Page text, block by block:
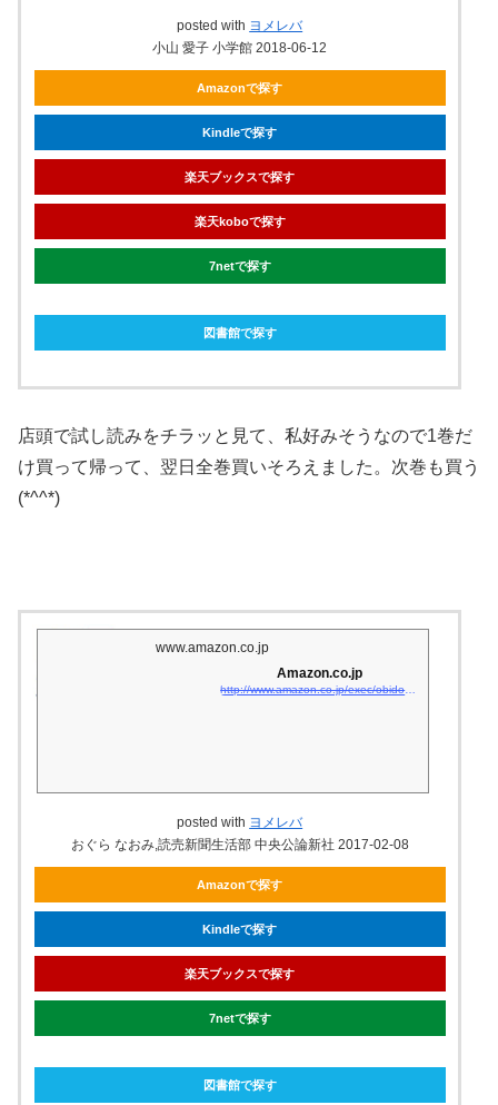
posted with ヨメレバ
小山 愛子 小学館 2018-06-12
Amazonで探す
Kindleで探す
楽天ブックスで探す
楽天koboで探す
7netで探す
図書館で探す
店頭で試し読みをチラッと見て、私好みそうなので1巻だ
け買って帰って、翌日全巻買いそろえました。次巻も買う
(*^^*)
www.amazon.co.jp
Amazon.co.jp
http://www.amazon.co.jp/exec/obidos/asin/4120049388/matsukiyoko02-22/
posted with ヨメレバ
おぐら なおみ,読売新聞生活部 中央公論新社 2017-02-08
Amazonで探す
Kindleで探す
楽天ブックスで探す
7netで探す
図書館で探す